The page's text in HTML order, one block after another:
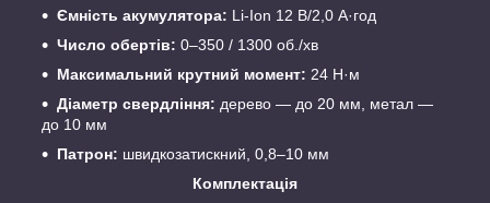
Ємність акумулятора: Li-Ion 12 В/2,0 А·год
Число обертів: 0–350 / 1300 об./хв
Максимальний крутний момент: 24 Н·м
Діаметр свердління: дерево — до 20 мм, метал —
до 10 мм
Патрон: швидкозатискний, 0,8–10 мм
Комплектація